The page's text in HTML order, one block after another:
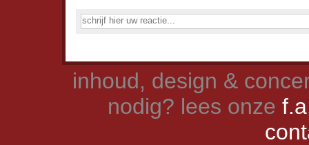
inhoud, design &
nodig? lees onze